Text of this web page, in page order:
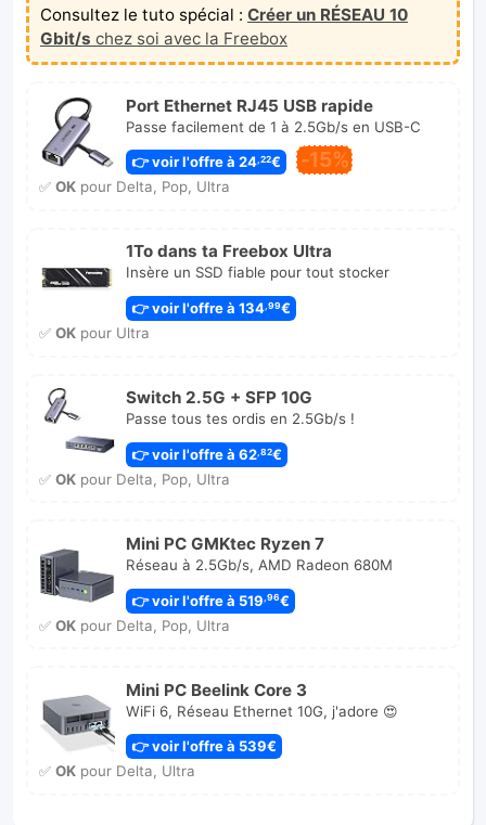
Consultez le tuto spécial : Créer un RÉSEAU 10
Gbit/s chez soi avec la Freebox
Port Ethernet RJ45 USB rapide
Passe facilement de 1 à 2.5Gb/s en USB-C
👉 voir l'offre à 24,22€ -15%
✅ OKpour Delta, Pop, Ultra
1To dans ta Freebox Ultra
Insère un SSD fiable pour tout stocker
👉 voir l'offre à 134 ,99€
✅ OKpour Ultra
Switch 2.5G + SFP 10G
Passe tous tes ordis en 2.5Gb/s !
👉 voir l'offre à 62,82€
✅ OKpour Delta, Pop, Ultra
Mini PC GMKtec Ryzen 7
Réseau à 2.5Gb/s, AMD Radeon 680M
👉 voir l'offre à 519,96€
✅ OKpour Delta, Pop, Ultra
Mini PC Beelink Core 3
WiFi 6, Réseau Ethernet 10G, j'adore 😍
👉 voir l'offre à 539€
✅ OKpour Delta, Ultra